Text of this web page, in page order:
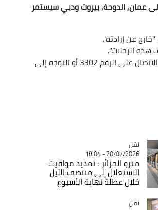
إلى عمان, الدوحة, بيروت ودبي سيستمر
عن إرادته".
هذه الرحلات".
وللإطلاع على مزيد من المعلومات، دعا المجمع الزبائن للاتصال بمركز الاتصال على الرقم 3302 أو التوجه إلى
Catégorie
نقل
20/07/2026 - 18:04
مترو الجزائر : تمديد مواقيت
الاستغلال إلى منتصف الليل
خلال عطلة نهاية الأسبوع
Catégorie
نقل